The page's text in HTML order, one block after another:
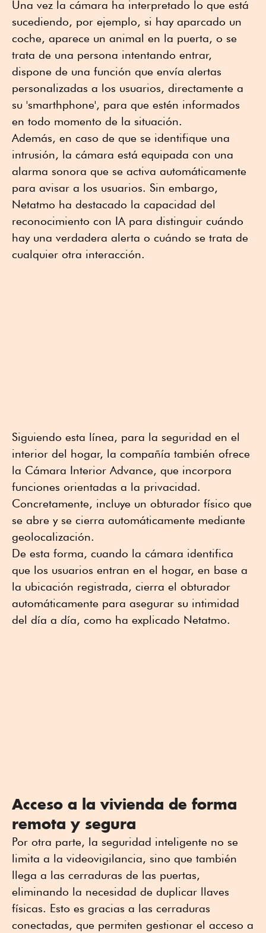
Una vez la cámara ha interpretado lo que está
sucediendo, por ejemplo, si hay aparcado un
coche, aparece un animal en la puerta, o se
trata de una persona intentando entrar,
dispone de una función que envía alertas
personalizadas a los usuarios, directamente a
su 'smarthphone', para que estén informados
en todo momento de la situación.
Además, en caso de que se identifique una
intrusión, la cámara está equipada con una
alarma sonora que se activa automáticamente
para avisar a los usuarios. Sin embargo,
Netatmo ha destacado la capacidad del
reconocimiento con IA para distinguir cuándo
hay una verdadera alerta o cuándo se trata de
cualquier otra interacción.
Siguiendo esta línea, para la seguridad en el
interior del hogar, la compañía también ofrece
la Cámara Interior Advance, que incorpora
funciones orientadas a la privacidad.
Concretamente, incluye un obturador físico que
se abre y se cierra automáticamente mediante
geolocalización.
De esta forma, cuando la cámara identifica
que los usuarios entran en el hogar, en base a
la ubicación registrada, cierra el obturador
automáticamente para asegurar su intimidad
del día a día, como ha explicado Netatmo.
Acceso a la vivienda de forma
remota y segura
Por otra parte, la seguridad inteligente no se
limita a la videovigilancia, sino que también
llega a las cerraduras de las puertas,
eliminando la necesidad de duplicar llaves
físicas. Esto es gracias a las cerraduras
conectadas, que permiten gestionar el acceso a